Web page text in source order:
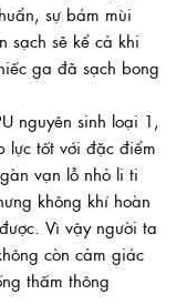
sự bám mùi
sạch sẽ kể cả khi
ga đã sạch bong
nguyên sinh loại 1,
lực tốt với đặc điểm
vạn lỗ nhỏ li ti
không khí hoàn
Vì vậy người ta
còn cảm giác
thấm thông